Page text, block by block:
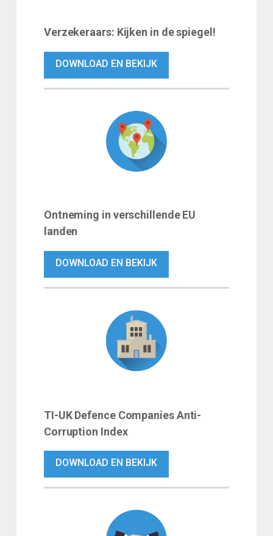
Verzekeraars: Kijken in de spiegel!
DOWNLOAD EN BEKIJK
Ontneming in verschillende EU
landen
DOWNLOAD EN BEKIJK
TI-UK Defence Companies Anti-
Corruption Index
DOWNLOAD EN BEKIJK